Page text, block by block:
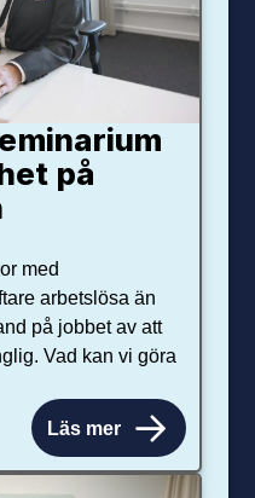
på
med
arbetslösa än
på jobbet av att
Vad kan vi göra
Läs mer